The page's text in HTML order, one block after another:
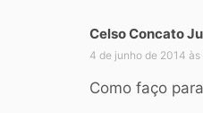
Celso Concato
4 de junho de 2014 às
Como faço